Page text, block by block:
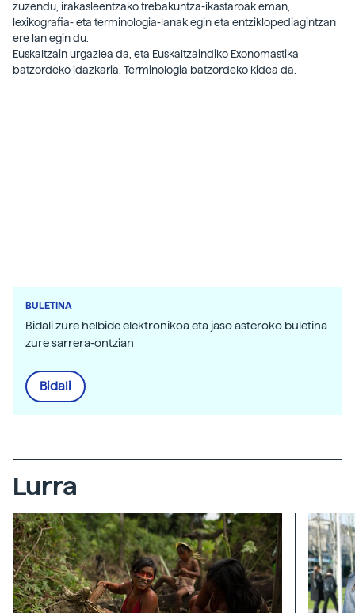
zuzendu, irakasleentzako trebakuntza-ikastaroak eman,
lexikografia- eta terminologia-lanak egin eta entziklopediagintzan
ere lan egin du.
Euskaltzain urgazlea da, eta Euskaltzaindiko Exonomastika
batzordeko idazkaria. Terminologia batzordeko kidea da.
BULETINA
Bidali zure helbide elektronikoa eta jaso asteroko buletina
zure sarrera-ontzian
Bidali
Lurra